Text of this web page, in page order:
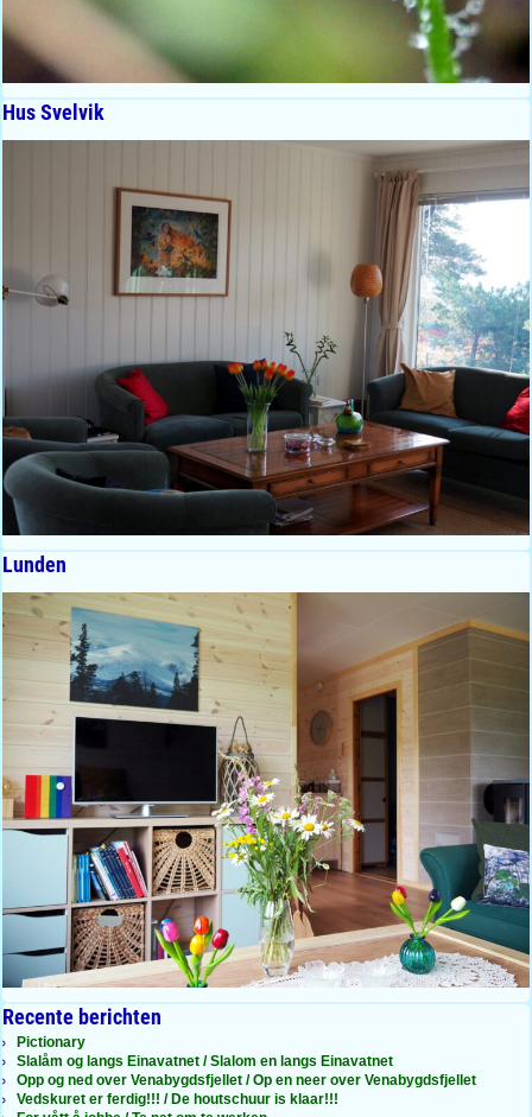
Hus Svelvik
Lunden
Recente berichten
Pictionary
Slalåm og langs Einavatnet / Slalom en langs Einavatnet
Opp og ned over Venabygdsfjellet / Op en neer over Venabygdsfjellet
Vedskuret er ferdig!!! / De houtschuur is klaar!!!